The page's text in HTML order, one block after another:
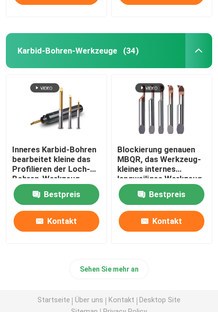
Karbid-Bohren-Werkzeuge (34)
Inneres Karbid-Bohren
bearbeitet kleine das
Profilieren der Loch-
Bohren-Werkzeug-
MQR
Bestpreis
Kontakt
Blockierung genauen
MBQR, das Werkzeug-
kleines internes
langweiliges Werkzeug
für Loch-Vollenden
profiliertBestpreis
Kontakt
Sehen Sie mehr an
Startseite Über uns Kontakt
Desktop Site